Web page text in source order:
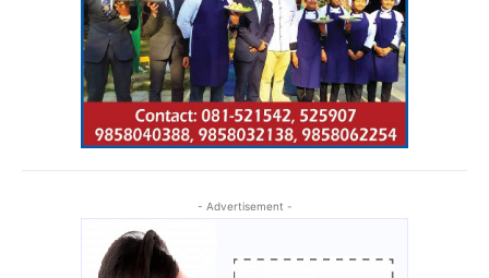
- Advertisement -